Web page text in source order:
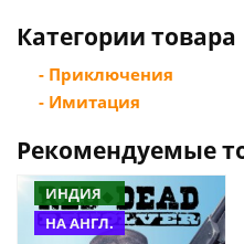
Категории товара
- Приключения
- Имитация
Рекомендуемые
ИНДИЯ
НА АНГЛ.